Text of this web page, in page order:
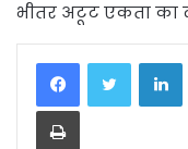
भीतर अटूट एकता का
Print